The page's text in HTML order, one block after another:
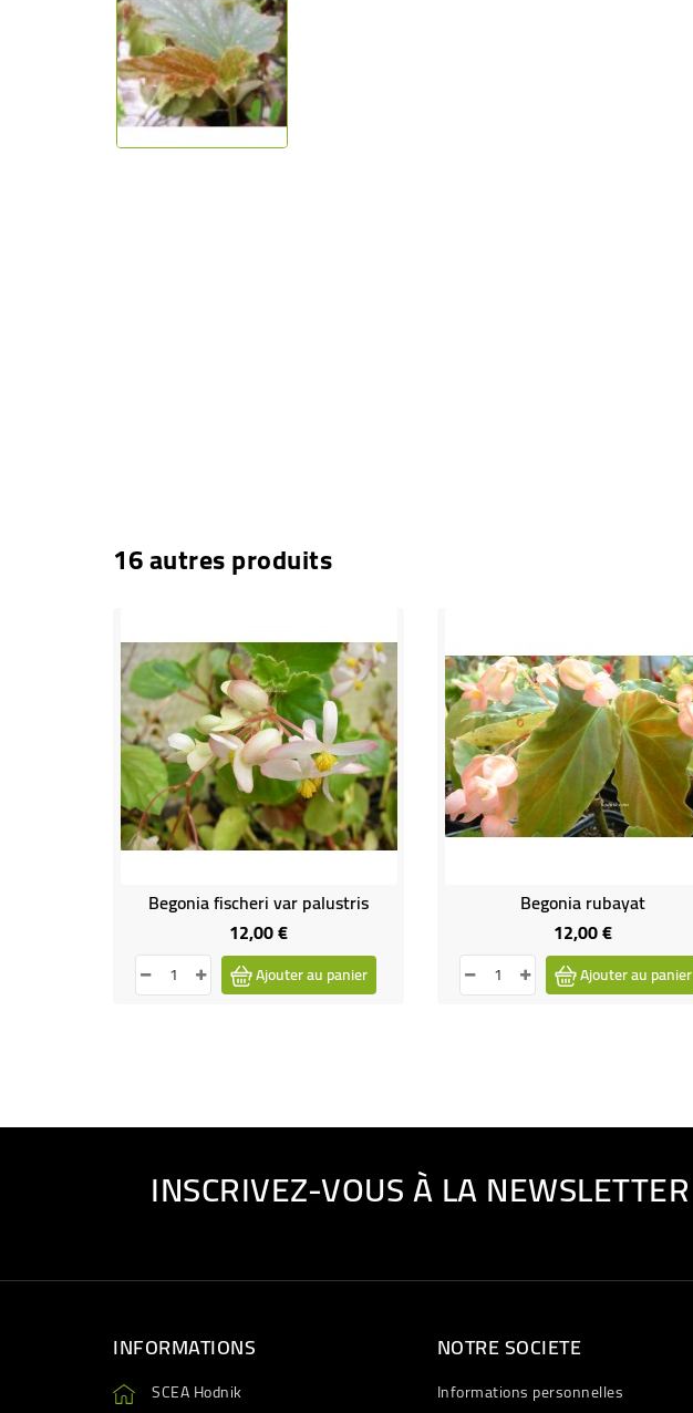
16 autres produits
Begonia fischeri var palustris
12,00 €Prix
Ajouter au panier
Begonia rubayat
12,00 €Prix
Ajouter au panier
INSCRIVEZ-VOUS À LA NEWSLETTER
INFORMATIONS
SCEA Hodnik
NOTRE SOCIETE
Informations personnelles